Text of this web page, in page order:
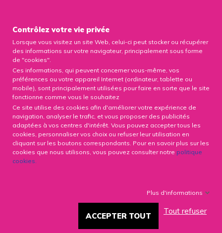
0
Contrôlez votre vie privée
Lorsque vous visitez un site Web, celui-ci peut stocker ou récupérer
des informations sur votre navigateur, principalement sous forme
de "cookies".
Ces informations, qui peuvent concerner vous-même, vos
préférences ou votre appareil Internet (ordinateur, tablette ou
mobile), sont principalement utilisées pour faire en sorte que le site
fonctionne comme vous le souhaitez
Ce site utilise des cookies afin d'améliorer votre expérience de
navigation, analyser le trafic, et vous proposer des publicités
adaptées à vos centres d'intérêt. Vous pouvez accepter tous les
cookies, personnaliser vos choix ou refuser leur utilisation en
cliquant sur les boutons correspondants. Pour en savoir plus sur les
cookies que nous utilisons, vous pouvez consulter notre politique
cookies.
Plus d'informations
ACCEPTER TOUT
Tout refuser